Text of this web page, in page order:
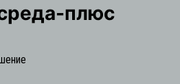
плюс